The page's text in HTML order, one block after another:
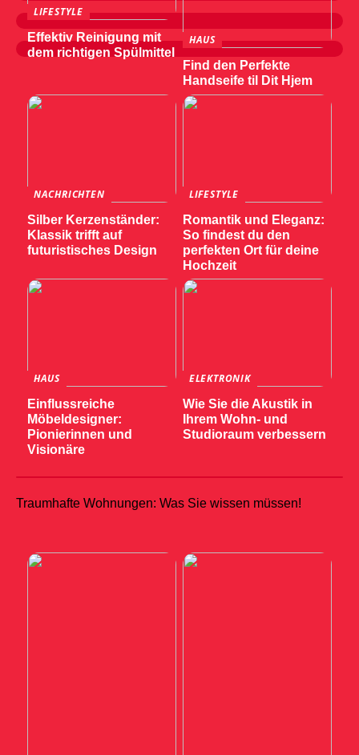
LIFESTYLE
Effektiv Reinigung mit
dem richtigen Spülmittel
HAUS
Find den Perfekte
Handseife til Dit Hjem
NACHRICHTEN
Silber Kerzenständer:
Klassik trifft auf
futuristisches Design
LIFESTYLE
Romantik und Eleganz:
So findest du den
perfekten Ort für deine
Hochzeit
HAUS
Einflussreiche
Möbeldesigner:
Pionierinnen und
Visionäre
ELEKTRONIK
Wie Sie die Akustik in
Ihrem Wohn- und
Studioraum verbessern
Traumhafte Wohnungen: Was Sie wissen müssen!